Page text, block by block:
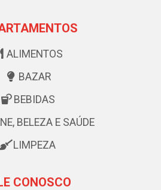
ALIMENTOS
BAZAR
BEBIDAS
BELEZA E SAÚDE
LIMPEZA
CONOSCO